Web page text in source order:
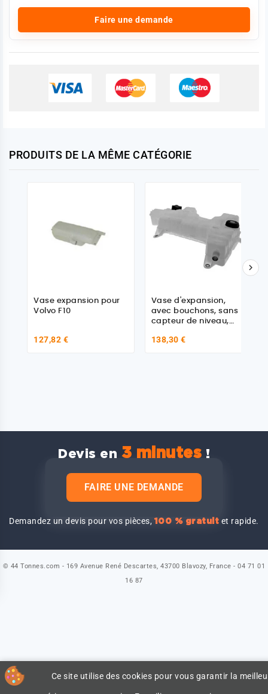
Faire une demande
PRODUITS DE LA MÊME CATÉGORIE
Vase expansion pour
Volvo F10
127,82 €
Vase d'expansion,
avec bouchons, sans
capteur de niveau,
Volvo
138,30 €

Devis en 3 minutes !
FAIRE UNE DEMANDE
Demandez un devis pour vos pièces,100 % gratuit et rapide.
Ce site utilise des cookies pour vous garantir la
© 44 Tonnes.com - 169 Avenue René Descartes, 43700 Blavozy, France - 04 71 01
16 87